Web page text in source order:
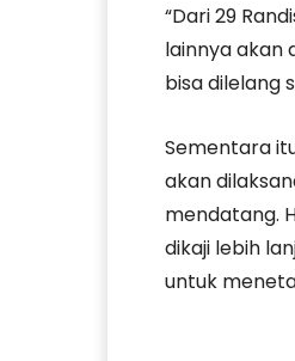
“Dari 29
lainnya akan
bisa dilelang
Sementara
akan
mendatang.
dikaji lebih
untuk